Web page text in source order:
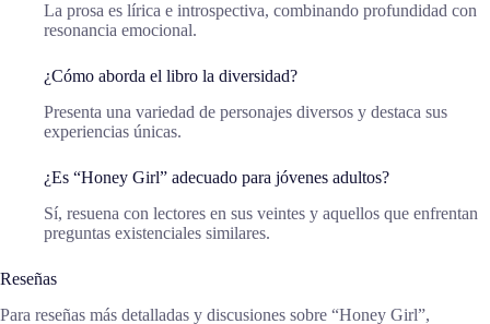
La prosa es lírica e introspectiva, combinando profundidad con
resonancia emocional.
¿Cómo aborda el libro la diversidad?
Presenta una variedad de personajes diversos y destaca sus
experiencias únicas.
¿Es “Honey Girl” adecuado para jóvenes adultos?
Sí, resuena con lectores en sus veintes y aquellos que enfrentan
preguntas existenciales similares.
Reseñas
Para reseñas más detalladas y discusiones sobre “Honey Girl”,